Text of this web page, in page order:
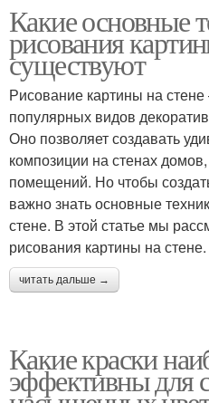
Какие основные
рисования
существуют
Рисование картины на
популярных видов
Оно позволяет создавать
композиции на стенах
помещений. Но чтобы
важно знать основные
стене. В этой статье мы
рисования картины на стене.
читать дальше →
Какие краски
эффективны для